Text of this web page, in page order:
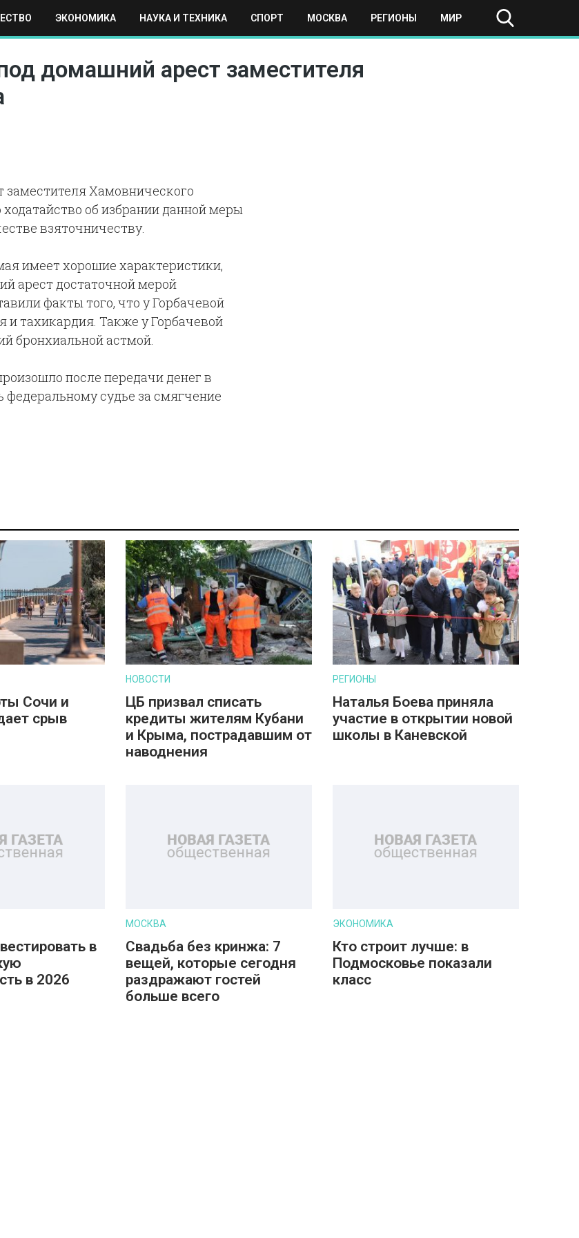
ЭКОНОМИКА НАУКА И ТЕХНИКА СПОРТ МОСКВА РЕГИОНЫ МИР
СПОРТ МОСКВА РЕГИОНЫ МИР
домашний арест заместителя
Хамовнического
об избрании данной меры
взяточничеству.
имеет хорошие характеристики,
арест достаточной мерой
факты того, что у Горбачевой
и тахикардия. Также у Горбачевой
бронхиальной астмой.
после передачи денег в
судье за смягчение
Сочи и
срыв
НОВОСТИ
ЦБ призвал списать
кредиты жителям Кубани
и Крыма, пострадавшим от
наводнения
РЕГИОНЫ
Наталья Боева приняла
участие в открытии новой
школы в Каневской
в
в 2026
МОСКВА
Свадьба без кринжа: 7
вещей, которые сегодня
раздражают гостей
больше всего
ЭКОНОМИКА
Кто строит лучше: в
Подмосковье показали
класс